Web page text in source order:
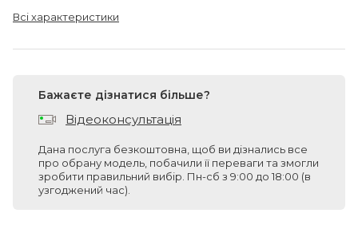
Всі характеристики
Бажаєте дізнатися більше?
Відеоконсультація
Дана послуга безкоштовна, щоб ви дізнались все
про обрану модель, побачили її переваги та змогли
зробити правильний вибір. Пн-сб з 9:00 до 18:00 (в
узгоджений час).